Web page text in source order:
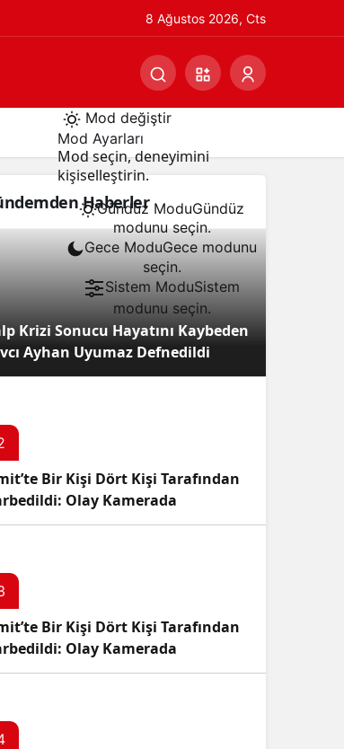
8 Ağustos 2026, Cts
Mod değiştir
Mod Ayarları
Mod seçin, deneyimini
kişiselleştirin.
Gündüz ModuGündüz
modunu seçin.
Gece ModuGece modunu
seçin.
Sistem ModuSistem
modunu seçin.
Haberler
Krizi Sonucu Hayatını Kaybeden
Ayhan Uyumaz Defnedildi
Bir Kişi Dört Kişi Tarafından
Olay Kamerada
Bir Kişi Dört Kişi Tarafından
Olay Kamerada